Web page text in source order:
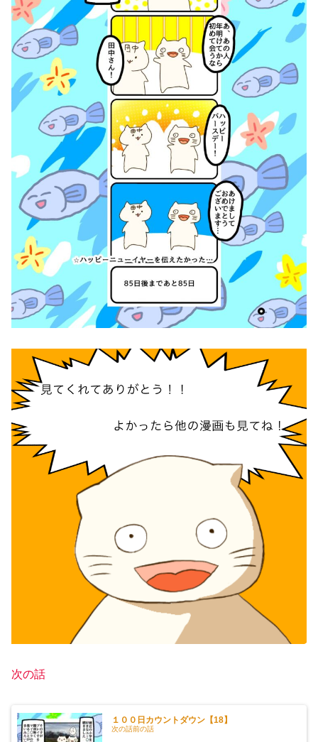
次の話
１００日カウントダウン【18】
次の話前の話